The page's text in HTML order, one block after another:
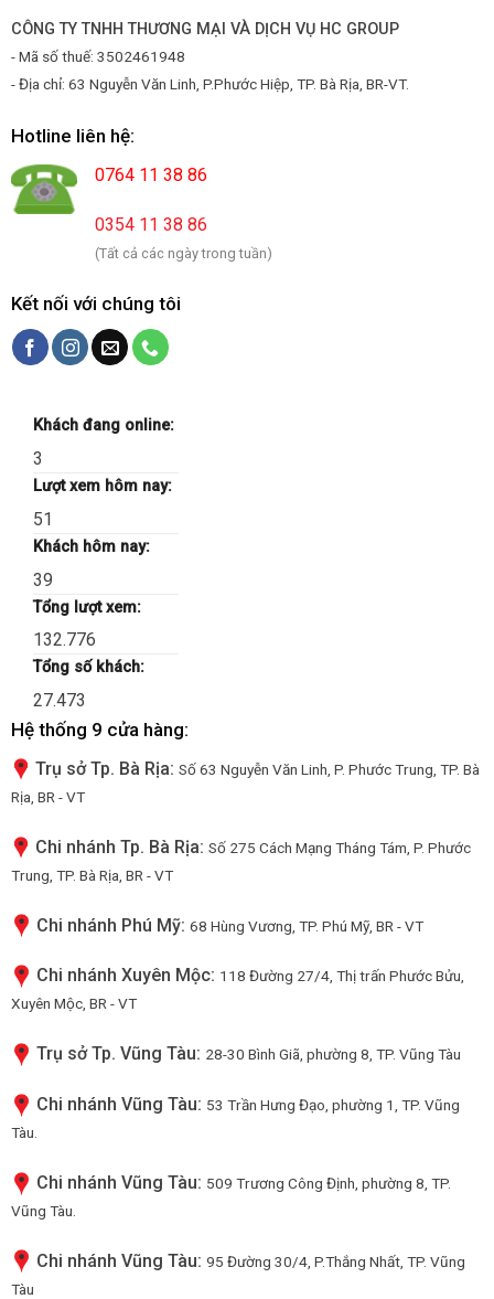
CÔNG TY TNHH THƯƠNG MẠI VÀ DỊCH VỤ HC GROUP
- Mã số thuế: 3502461948
- Địa chỉ: 63 Nguyễn Văn Linh, P.Phước Hiệp, TP. Bà Rịa, BR-VT.
Hotline liên hệ:
0764 11 38 86
0354 11 38 86
(Tất cả các ngày trong tuần)
Kết nối với chúng tôi
Khách đang online:
3
Lượt xem hôm nay:
51
Khách hôm nay:
39
Tổng lượt xem:
132.776
Tổng số khách:
27.473
Hệ thống 9 cửa hàng:
Trụ sở Tp. Bà Rịa: Số 63 Nguyễn Văn Linh, P. Phước Trung, TP. Bà
Rịa, BR - VT
Chi nhánh Tp. Bà Rịa: Số 275 Cách Mạng Tháng Tám, P. Phước
Trung, TP. Bà Rịa, BR - VT
Chi nhánh Phú Mỹ: 68 Hùng Vương, TP. Phú Mỹ, BR - VT
Chi nhánh Xuyên Mộc: 118 Đường 27/4, Thị trấn Phước Bửu,
Xuyên Mộc, BR - VT
Trụ sở Tp. Vũng Tàu: 28-30 Bình Giã, phường 8, TP. Vũng Tàu
Chi nhánh Vũng Tàu: 53 Trần Hưng Đạo, phường 1, TP. Vũng
Tàu.
Chi nhánh Vũng Tàu: 509 Trương Công Định, phường 8, TP.
Vũng Tàu.
Chi nhánh Vũng Tàu: 95 Đường 30/4, P.Thắng Nhất, TP. Vũng
Tàu